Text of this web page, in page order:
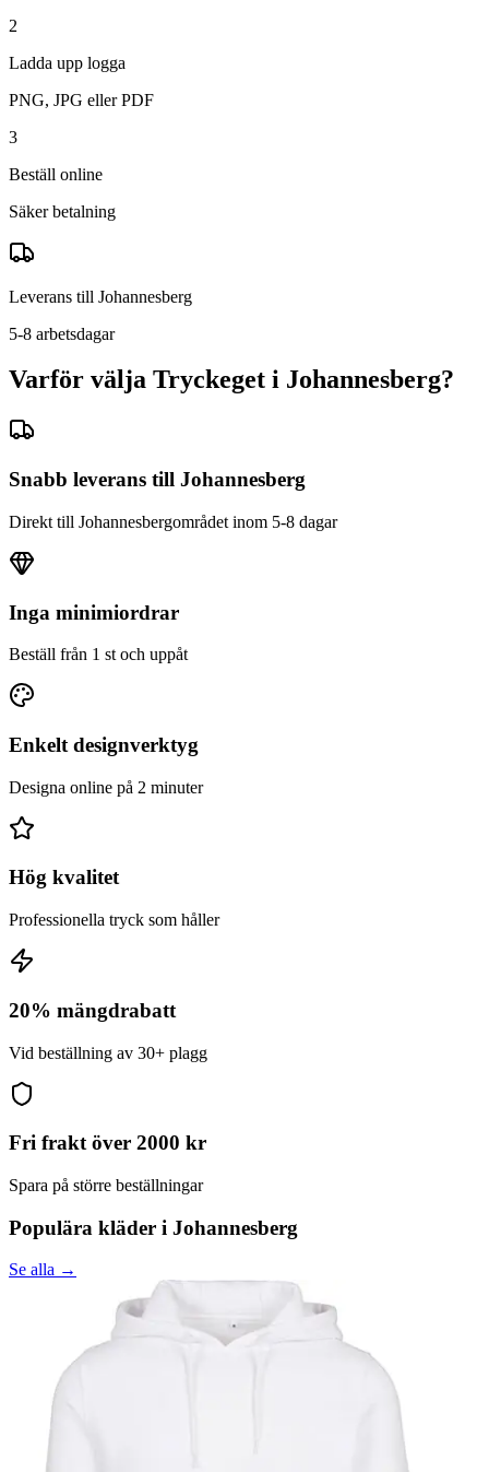
2
Ladda upp logga
PNG, JPG eller PDF
3
Beställ online
Säker betalning
Leverans till Johannesberg
5-8 arbetsdagar
Varför välja Tryckeget i Johannesberg?
Snabb leverans till Johannesberg
Direkt till Johannesbergområdet inom 5-8 dagar
Inga minimiordrar
Beställ från 1 st och uppåt
Enkelt designverktyg
Designa online på 2 minuter
Hög kvalitet
Professionella tryck som håller
20% mängdrabatt
Vid beställning av 30+ plagg
Fri frakt över 2000 kr
Spara på större beställningar
Populära kläder i Johannesberg
Se alla →